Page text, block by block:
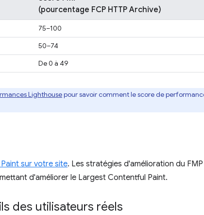
(pourcentage FCP HTTP Archive)
75–100
50–74
De 0 à 49
Lighthousepour savoir comment le score de
sur votre site. Les stratégies d'amélioration du
d'améliorer le Largest Contentful Paint.
des utilisateurs réels